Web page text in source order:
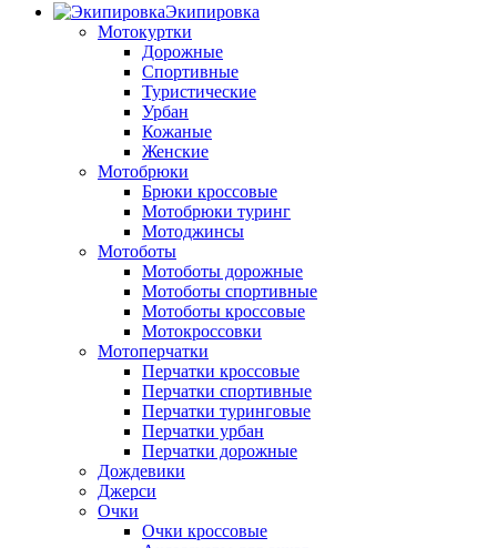
Экипировка
Мотокуртки
Дорожные
Спортивные
Туристические
Урбан
Кожаные
Женские
Мотобрюки
Брюки кроссовые
Мотобрюки туринг
Мотоджинсы
Мотоботы
Мотоботы дорожные
Мотоботы спортивные
Мотоботы кроссовые
Мотокроссовки
Мотоперчатки
Перчатки кроссовые
Перчатки спортивные
Перчатки туринговые
Перчатки урбан
Перчатки дорожные
Дождевики
Джерси
Очки
Очки кроссовые